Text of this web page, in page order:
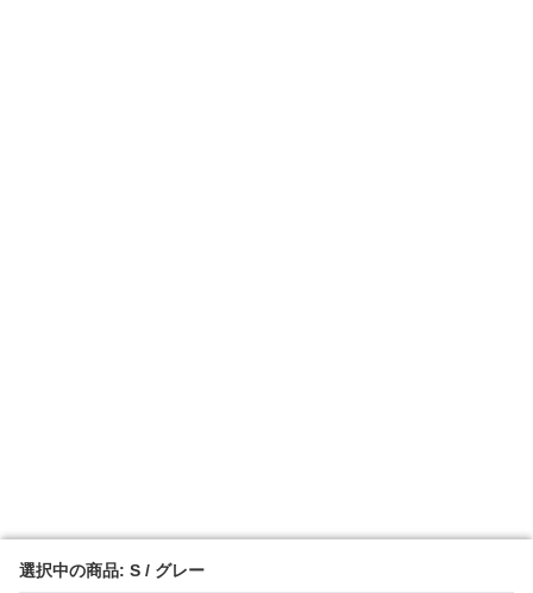
選択中の商品: S / グレー
選択中の商品: S / グレー